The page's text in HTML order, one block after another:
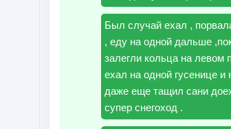
Был случай ехал ,
, еду на одной дальше
залегли кольца на левом
ехал на одной гусенице
даже еще тащил сани
супер снегоход .